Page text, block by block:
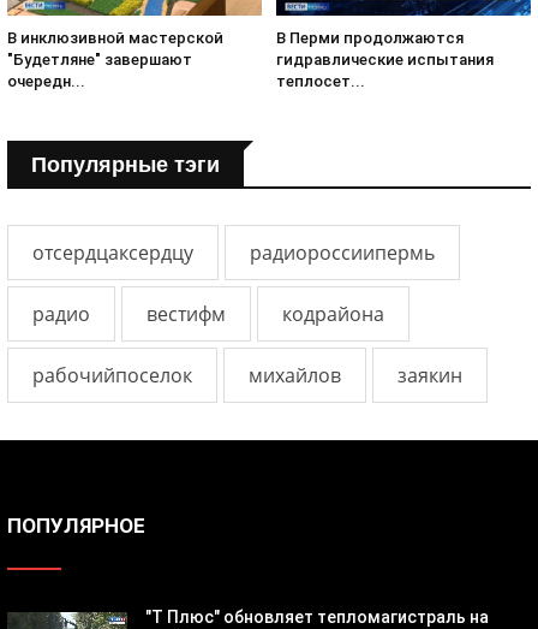
В инклюзивной мастерской
"Будетляне" завершают
очередн...
В Перми продолжаются
гидравлические испытания
теплосет...
Популярные тэги
отсердцаксердцу радиороссиипермь
радио вестифм кодрайона
рабочийпоселок михайлов заякин
ПОПУЛЯРНОЕ
"Т Плюс" обновляет тепломагистраль на